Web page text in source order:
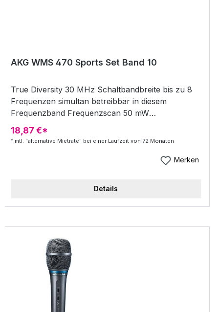
AKG WMS 470 Sports Set Band 10
True Diversity 30 MHz Schaltbandbreite bis zu 8
Frequenzen simultan betreibbar in diesem
Frequenzband Frequenzscan 50 mW
Sendeleistung Pilotton Low-Batterie-Warnung am
Empfänger zweifarbiges programmierbares
schnelle Inbetriebnahme 9,5" Empfänger im
Kondensator Headset, Batterie und
Schalter Betrieb mit 1x 1,5 Volt AA Ladekontakte f.
(sym.) und KLI (assym) inkl. 19"/1HE-Rackkit, C
544 L Headset und 1 x Batterien (1,5V),
Stativadapter Frequenzbereich Band 10 823 - 832
18,87 €*
* mtl. "alternative Mietrate" bei einer Laufzeit von 72 Monaten
Merken
Details